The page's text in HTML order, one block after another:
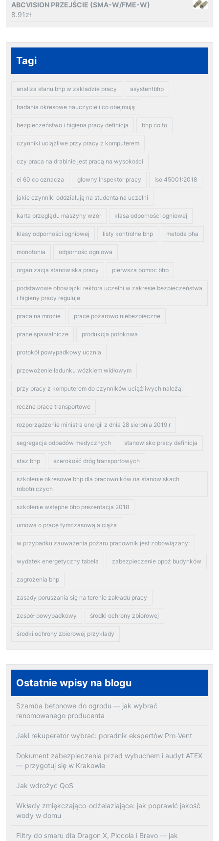
ABCVISION PRZEJŚCIE (SMA-W/FME-W)
8.91zł
Tagi
analiza stanu bhp w zakładzie pracy asystentbhp
badania okresowe nauczycieli co obejmują
bezpieczeństwo i higiena pracy definicja bhp co to
czynniki uciążliwe przy pracy z komputerem
czy praca na drabinie jest pracą na wysokości
ei 60 co oznacza glowny inspektor pracy iso 45001:2018
jakie czynniki oddziałują na studenta na uczelni
karta przeglądu maszyny wzór klasa odporności ogniowej
klasy odporności ogniowej listy kontrolne bhp metoda pha
monotonia odpornośc ogniowa
organizacja stanowiska pracy pierwsza pomoc bhp
podstawowe obowiązki rektora uczelni w zakresie bezpieczeństwa
i higieny pracy reguluje
praca na mrozie prace pożarowo niebezpieczne
prace spawalnicze produkcja potokowa
protokół powypadkowy ucznia
przewożenie ładunku wózkiem widłowym
przy pracy z komputerem do czynników uciążliwych należą:
reczne prace transportowe
rozporządzenie ministra energii z dnia 28 sierpnia 2019 r
segregacja odpadów medycznych stanowisko pracy definicja
staz bhp szerokość dróg transportowych
szkolenie okresowe bhp dla pracowników na stanowiskach
robotniczych
szkolenie wstępne bhp prezentacja 2018
umowa o pracę tymczasową a ciąża
w przypadku zauważenia pożaru pracownik jest zobowiązany:
wydatek energetyczny tabela zabezpieczenie ppoż budynków
zagrożenia bhp
zasady poruszania się na terenie zakładu pracy
zespół powypadkowy środki ochrony zbiorowej
środki ochrony zbiorowej przykłady
Ostatnie wpisy na blogu
Szamba betonowe do ogrodu — jak wybrać
renomowanego producenta
Jaki rekuperator wybrać: poradnik ekspertów Pro-Vent
Dokument zabezpieczenia przed wybuchem i audyt ATEX
— przygotuj się w Krakowie
Jak wdrożyć QoS
Wkłady zmiękczająco-odżelaziające: jak poprawić jakość
wody w domu
Filtry do smaru dla Dragon X, Piccola i Bravo — jak